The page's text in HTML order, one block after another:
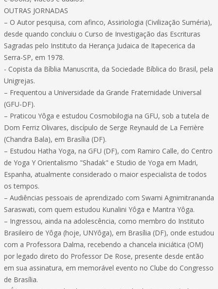
OUTRAS JORNADAS
– O Autor pesquisa, com afinco, Assiriologia (Civilização Suméria),
desde quando concluiu o Curso de Investigação das Escrituras
Sagradas pelo Instituto da Herança Judaica de Itapecerica da
Serra-SP, em 1978.
- Copista da Bíblia Manuscrita, da Sociedade Bíblica do Brasil, pela
Unigrejas.
– Frequentou a Universidade da Grande Fraternidade Universal
(GFU-DF).
– Praticou Yôga e estudou Cosmobilogia na GFU, sob a tutela de
Dom Ferriz Olivares, discípulo de Serge Reynauld de La Ferrière
(Chandra Bala), em Brasília (DF).
– Estudou Hatha Yoga, na GFU (DF), com Ramiro Calle, do Centro
de Yoga Y Orientalismo "Shadak" e Studio de Yoga em Madri,
Espanha, atualmente considerado o maior especialista de todos
os tempos.
– Audiências pessoais de aprendizado com Swami Agnimitrananda
Saraswati, com quem estudou Kunalini Yôga e Mantra Yôga.
– Ingressou, ainda na adolescência, como membro do Instituto
Brasileiro de Yôga (hoje, UNYôga), em Brasília (DF), onde estudou
com a Professora Dalma, recebendo a chancela iniciática (OM)
por legado direto do Professor De Rose, presente desde então
em sua assinatura, em memorável evento no Clube do Congresso
de Brasília.